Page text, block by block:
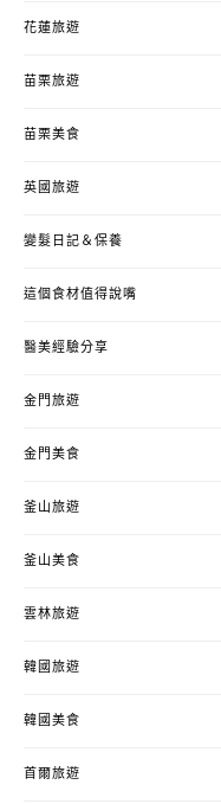
花蓮旅遊
苗栗旅遊
苗栗美食
英國旅遊
變髮日記＆保養
這個食材值得說嘴
醫美經驗分享
金門旅遊
金門美食
釜山旅遊
釜山美食
雲林旅遊
韓國旅遊
韓國美食
首爾旅遊